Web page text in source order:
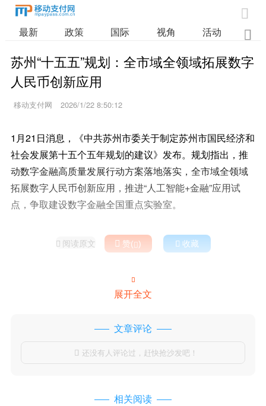

最新 政策 国际 视角 活动 业

苏州“十五五”规划：全市域全领域拓展数字
人民币创新应用
移动支付网 2026/1/22 8:50:12
1月21日消息，《中共苏州市委关于制定苏州市国民经济和
社会发展第十五个五年规划的建议》发布。规划指出，推
动数字金融高质量发展行动方案落地落实，全市域全领域
拓展数字人民币创新应用，推进“人工智能+金融”应用试
点，争取建设数字金融全国重点实验室。
 阅读原文  赞()  收藏

展开全文
文章评论
 还没有人评论过，赶快抢沙发吧！
相关阅读